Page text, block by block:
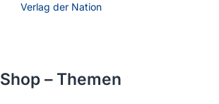
Verlag der Nation
Shop – Themen